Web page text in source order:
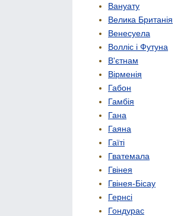
Вануату
Велика Британія
Венесуела
Волліс і Футуна
В'єтнам
Вірменія
Габон
Гамбія
Гана
Гаяна
Гаїті
Гватемала
Гвінея
Гвінея-Бісау
Гернсі
Гондурас